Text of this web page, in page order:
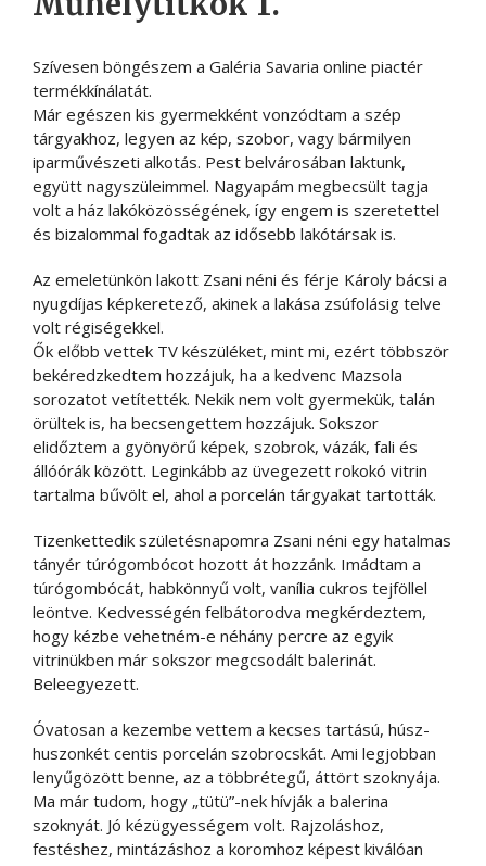
Szívesen böngészem a Galéria Savaria online piactér
termékkínálatát.
Már egészen kis gyermekként vonzódtam a szép
tárgyakhoz, legyen az kép, szobor, vagy bármilyen
iparművészeti alkotás. Pest belvárosában laktunk,
együtt nagyszüleimmel. Nagyapám megbecsült tagja
volt a ház lakóközösségének, így engem is szeretettel
és bizalommal fogadtak az idősebb lakótársak is.
Az emeletünkön lakott Zsani néni és férje Károly bácsi a
nyugdíjas képkeretező, akinek a lakása zsúfolásig telve
volt régiségekkel.
Ők előbb vettek TV készüléket, mint mi, ezért többször
bekéredzkedtem hozzájuk, ha a kedvenc Mazsola
sorozatot vetítették. Nekik nem volt gyermekük, talán
örültek is, ha becsengettem hozzájuk. Sokszor
elidőztem a gyönyörű képek, szobrok, vázák, fali és
állóórák között. Leginkább az üvegezett rokokó vitrin
tartalma bűvölt el, ahol a porcelán tárgyakat tartották.
Tizenkettedik születésnapomra Zsani néni egy hatalmas
tányér túrógombócot hozott át hozzánk. Imádtam a
túrógombócát, habkönnyű volt, vanília cukros tejföllel
leöntve. Kedvességén felbátorodva megkérdeztem,
hogy kézbe vehetném-e néhány percre az egyik
vitrinükben már sokszor megcsodált balerinát.
Beleegyezett.
Óvatosan a kezembe vettem a kecses tartású, húsz-
huszonkét centis porcelán szobrocskát. Ami legjobban
lenyűgözött benne, az a többrétegű, áttört szoknyája.
Ma már tudom, hogy „tütü”-nek hívják a balerina
szoknyát. Jó kézügyességem volt. Rajzoláshoz,
festéshez, mintázáshoz a koromhoz képest kiválóan